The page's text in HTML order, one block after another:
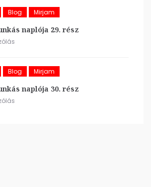
Blog Mirjam
naplója 29. rész
Blog Mirjam
naplója 30. rész